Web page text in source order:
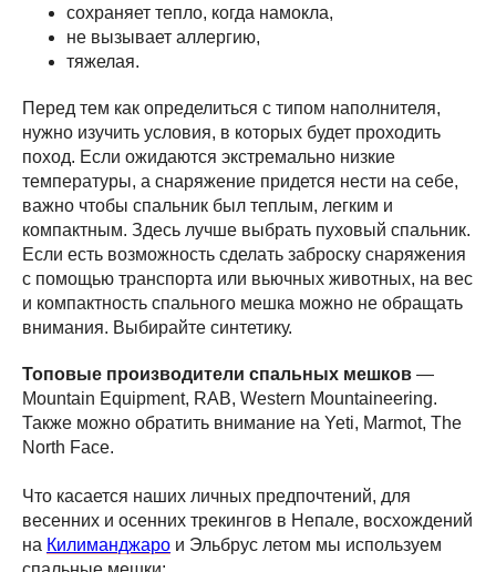
сохраняет тепло, когда намокла,
не вызывает аллергию,
тяжелая.
Перед тем как определиться с типом наполнителя,
нужно изучить условия, в которых будет проходить
поход. Если ожидаются экстремально низкие
температуры, а снаряжение придется нести на себе,
важно чтобы спальник был теплым, легким и
компактным. Здесь лучше выбрать пуховый спальник.
Если есть возможность сделать заброску снаряжения
с помощью транспорта или вьючных животных, на вес
и компактность спального мешка можно не обращать
внимания. Выбирайте синтетику.
Топовые производители спальных мешков —
Mountain Equipment, RAB, Western Mountaineering.
Также можно обратить внимание на Yeti, Marmot, The
North Face.
Что касается наших личных предпочтений, для
весенних и осенних трекингов в Непале, восхождений
на Килиманджаро и Эльбрус летом мы используем